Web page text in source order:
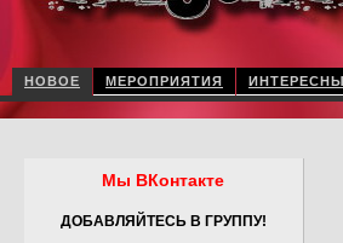
НОВОЕ МЕРОПРИЯТИЯ
Мы ВКонтакте
ДОБАВЛЯЙТЕСЬ В ГРУППУ!